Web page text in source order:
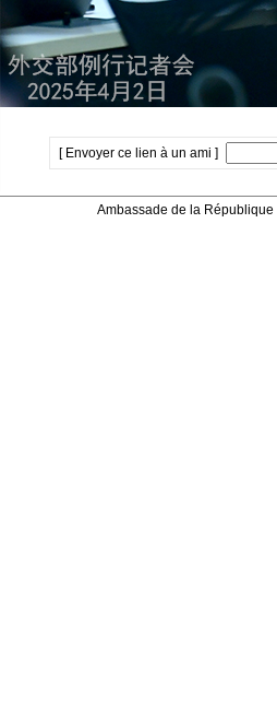
[ Envoyer ce lien à un ami ]
Ambassade de la